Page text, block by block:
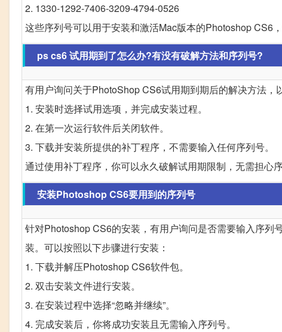
2. 1330-1292-7406-3209-4794-0526
这些序列号可以用于安装和激活Mac版本的Photoshop CS6
ps cs6 试用期到了怎么办?有没有破解方法和序列号?
有用户询问关于PhotoShop CS6试用期到期后的解决方法，
1. 安装时选择试用选项，并完成安装过程。
2. 在第一次运行软件后关闭软件。
3. 下载并安装所提供的补丁程序，不需要输入任何序列号。
通过使用补丁程序，你可以永久破解试用期限制，无需担心序
安装Photoshop CS6要用到的序列号
针对Photoshop CS6的安装，有用户询问是否需要输入序
装。可以按照以下步骤进行安装：
1. 下载并解压Photoshop CS6软件包。
2. 双击安装文件进行安装。
3. 在安装过程中选择“忽略并继续”。
4. 完成安装后，你将成功安装且无需输入序列号。